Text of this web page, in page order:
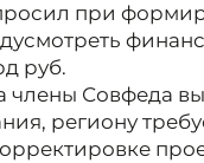
при
руб.
члены Совфеда
региону